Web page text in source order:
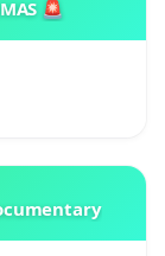
🚨